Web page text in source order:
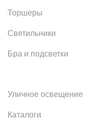
Торшеры
Светильники
Бра и подсветки
Уличное освещение
Каталоги